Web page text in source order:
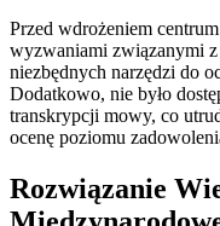
Przed wdrożeniem
wyzwaniami związanymi z
niezbędnych narzędzi do
Dodatkowo, nie było
transkrypcji mowy, co
ocenę poziomu
Rozwiązanie